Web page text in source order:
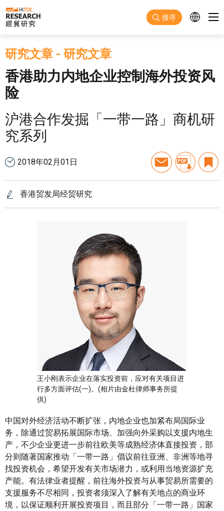
跳至主要内容
搜寻
研究文章 - 研究文章
香港助力内地企业控制海外投资风
险
沪港合作发掘「一带一路」商机研
究系列
2018年02月01日
香港贸发局经贸研究
王小刚表示企业在落实投资前，应对有关项目进
行多方面评估(一)。(相片由金杜律师事务所提
供)
中国对外经济活动不断扩张，内地企业也加紧布局国际业
务，除通过贸易拓展国际市场、加强向外采购以支援内地生
产，不少企业更进一步前往欧美等成熟经济体直接投资，部
分则随著国家推动「一带一路」倡议前往亚洲、非洲等地寻
找投资机会，希望开发有关市场潜力，或利用当地资源扩充
产能。有法律业者提醒，前往海外投资与从事贸易所需要的
支援服务不尽相同，投资者须深入了解有关地点的商业环
境，以保证顺利开展投资项目，而且部分「一带一路」国家